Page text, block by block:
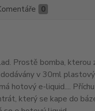
0
Prostě bomba,
v 30ml
hotový e-liquid....
který se kape do